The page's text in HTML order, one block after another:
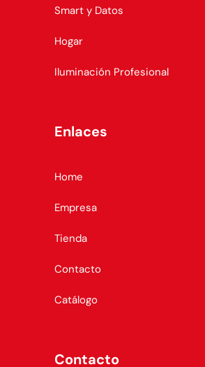
Smart y Datos
Hogar
Iluminación Profesional
Enlaces
Home
Empresa
Tienda
Contacto
Catálogo
Contacto